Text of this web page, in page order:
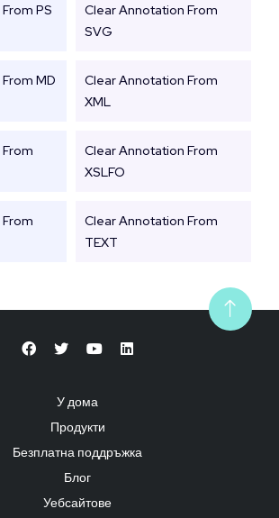
PS
Clear Annotation From
SVG
MD
Clear Annotation From
XML
Clear Annotation From
XSLFO
Clear Annotation From
TEXT
У дома
Продукти
Безплатна поддръжка
Блог
Уебсайтове